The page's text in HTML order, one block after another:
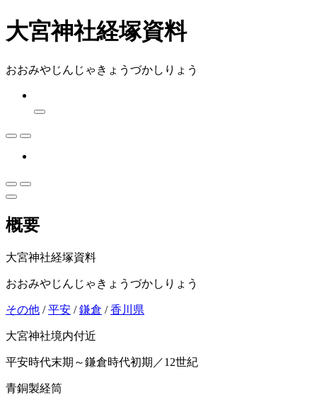
大宮神社経塚資料
おおみやじんじゃきょうづかしりょう
概要
大宮神社経塚資料
おおみやじんじゃきょうづかしりょう
その他 /平安 /鎌倉 /香川県
大宮神社境内付近
平安時代末期～鎌倉時代初期／12世紀
青銅製経筒